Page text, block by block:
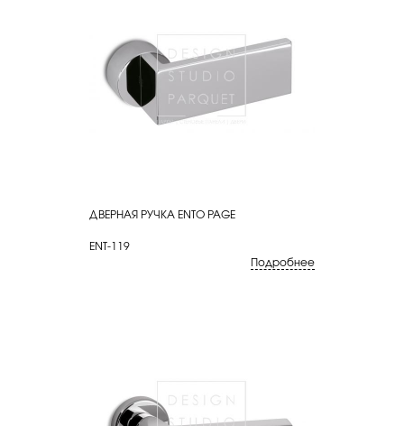
КУПИТЬ
ДВЕРНАЯ РУЧКА ENTO PAGE
ENT-119
Подробнее